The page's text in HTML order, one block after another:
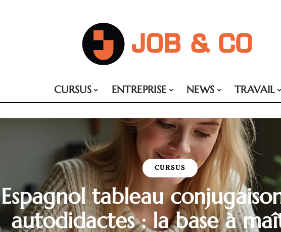
CURSUS ENTREPRISE NEWS TRAVAIL
CURSUS
Espagnol tableau
autodidactes : la base à